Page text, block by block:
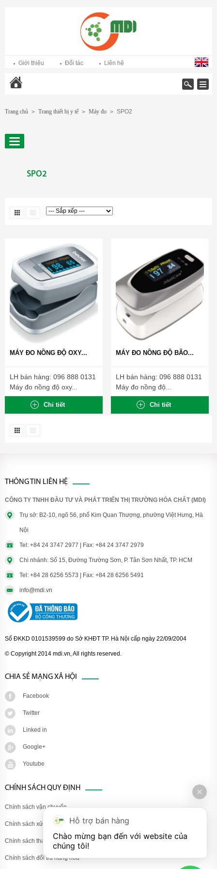
Giới thiệu Đối tác Liên hệ
Trang chủ > Trang thiết bị y tế > Máy đo > SPO2
SPO2
MÁY ĐO NỒNG ĐỘ OXY...
LH bán hàng: 096 888 0131
Máy đo nồng độ oxy...
Chi tiết
MÁY ĐO NỒNG ĐỘ BÃO...
LH bán hàng: 096 888 0131
Máy đo nồng độ...
Chi tiết
THÔNG TIN LIÊN HỆ
CÔNG TY TNHH ĐẦU TƯ VÀ PHÁT TRIỂN THỊ TRƯỜNG HÓA CHẤT (MDI)
Trụ sở: B2-10, ngõ 56, phố Kim Quan Thượng, phường Việt Hưng, Hà
Nội
Tel: +84 24 3747 2977 | Fax: +84 24 3747 2979
Chi nhánh: Số 15, Đường Trường Sơn, P. Tân Sơn Nhất, TP. HCM
Tel: +84 28 6256 5573 | Fax: +84 28 6256 5491
info@mdi.vn
Số ĐKKD 0101539599 do Sở KHĐT TP. Hà Nội cấp ngày 22/09/2004
© Copyright 2014 mdi.vn, All rights reserved.
CHIA SẺ MẠNG XÃ HỘI
Facebook
Twitter
Linked in
Google+
Youtube
CHÍNH SÁCH QUY ĐỊNH
Chính sách vận chuyển
Chính sách xử lý khiếu nại
Chính sách thanh toán
Chính sách đổi trả hàng hóa
Hỗ trợ bán hàng
Chào mừng bạn đến với website của
chúng tôi!